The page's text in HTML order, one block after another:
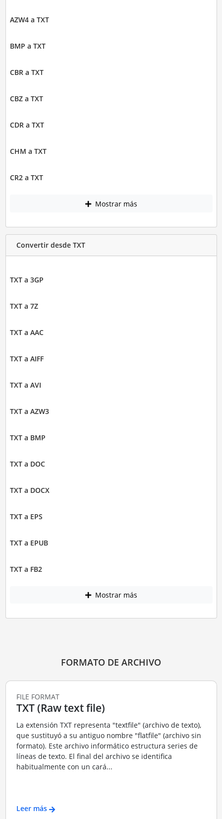
AZW4 a TXT
BMP a TXT
CBR a TXT
CBZ a TXT
CDR a TXT
CHM a TXT
CR2 a TXT
Mostrar más
Convertir desde TXT
TXT a 3GP
TXT a 7Z
TXT a AAC
TXT a AIFF
TXT a AVI
TXT a AZW3
TXT a BMP
TXT a DOC
TXT a DOCX
TXT a EPS
TXT a EPUB
TXT a FB2
Mostrar más
FORMATO DE ARCHIVO
FILE FORMAT
TXT (Raw text file)
La extensión TXT representa "textfile" (archivo de texto),
que sustituyó a su antiguo nombre "flatfile" (archivo sin
formato). Este archivo informático estructura series de
líneas de texto. El final del archivo se identifica
habitualmente con un cará...
Leer más